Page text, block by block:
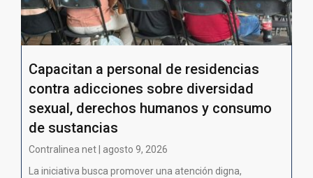
Capacitan a personal de residencias
contra adicciones sobre diversidad
sexual, derechos humanos y consumo
de sustancias
Contralinea net | agosto 9, 2026
La iniciativa busca promover una atención digna,